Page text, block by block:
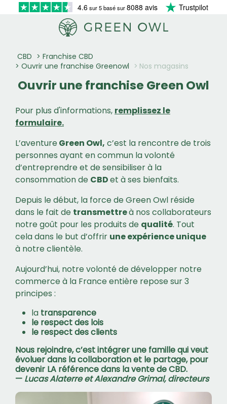
4.6sur 5 basé sur8088 avis Trustpilot
CBD
Franchise CBD
Ouvrir une franchise Greenowl
Nos magasins
Ouvrir une franchise Green Owl
Pour plus d'informations, remplissez le
formulaire.
L’aventureGreen Owl, c’est la rencontre de trois
personnes ayant en commun la volonté
d’entreprendre et de sensibiliser à la
consommation de CBDet à ses bienfaits.
Depuis le début, la force de Green Owl réside
dans le fait de transmettreà nos collaborateurs
notre goût pour les produits de qualité. Tout
cela dans le but d’offrir une expérience unique
à notre clientèle.
Aujourd’hui, notre volonté de développer notre
commerce à la France entière repose sur 3
principes :
la transparence
le respect des lois
le respect desclients
Nous rejoindre, c’est intégrer une famille qui veut
évoluer dans la collaboration et le partage, pour
devenir LA référence dans la vente de CBD.
— Lucas Alaterre et Alexandre Grimal, directeurs